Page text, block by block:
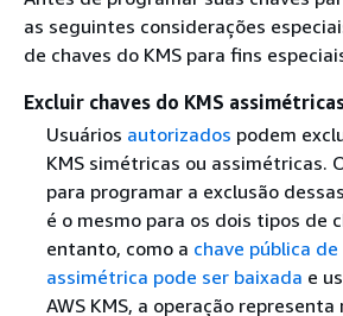
as seguintes considerações
de chaves do KMS para fins
Excluir chaves do KMS
Usuários autorizados podem
KMS simétricas ou assimétricas.
para programar a exclusão
é o mesmo para os dois tipos de
entanto, como a chave pública de
assimétrica pode ser baixada e
AWS KMS, a operação